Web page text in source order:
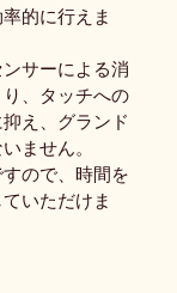
的に行えま
サーによる消
、タッチへの
え、グランド
ません。
ので、時間を
いただけま